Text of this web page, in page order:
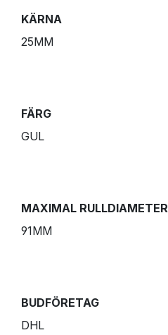
KÄRNA
25MM
FÄRG
GUL
MAXIMAL RULLDIAMETER
91MM
BUDFÖRETAG
DHL